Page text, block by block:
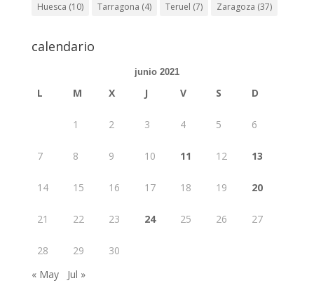
Huesca (10) Tarragona (4) Teruel (7) Zaragoza (37)
calendario
junio 2021
L M X J V S D
1 2 3 4 5 6
7 8 9 10 11 12 13
14 15 16 17 18 19 20
21 22 23 24 25 26 27
28 29
30
« May
Jul »